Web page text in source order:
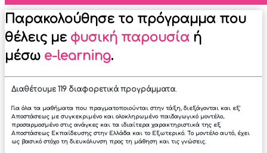
Παρακολούθησε το πρόγραμμα που
θέλεις με φυσική παρουσία ή
μέσω e-learning.
Διαθέτουμε 119 διαφορετικά προγράμματα.
Για όλα τα μαθήματα που πραγματοποιούνται στην τάξη, διεξάγονται και εξ'
Αποστάσεως με συγκεκριμένο και ολοκληρωμένο παιδαγωγικό μοντέλο,
προσαρμοσμένο στις ανάγκες και τα ιδιαίτερα χαρακτηριστικά της εξ
Αποστάσεως Εκπαίδευσης στην Ελλάδα και το Εξωτερικό. Το μοντέλο αυτό, έχει
ως βασικό στόχο τη διευκόλυνση προς τη μάθηση και τις γνώσεις.